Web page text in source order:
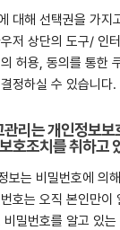
대해 선택권을 가지
우저 상단의 도구/
허용, 동의를 통한
정하실 수 있습니다.
리는 개인정보보
호조치를 취하고
보는 비밀번호에 의
호는 오직 본인만이
밀번호를 알고 있